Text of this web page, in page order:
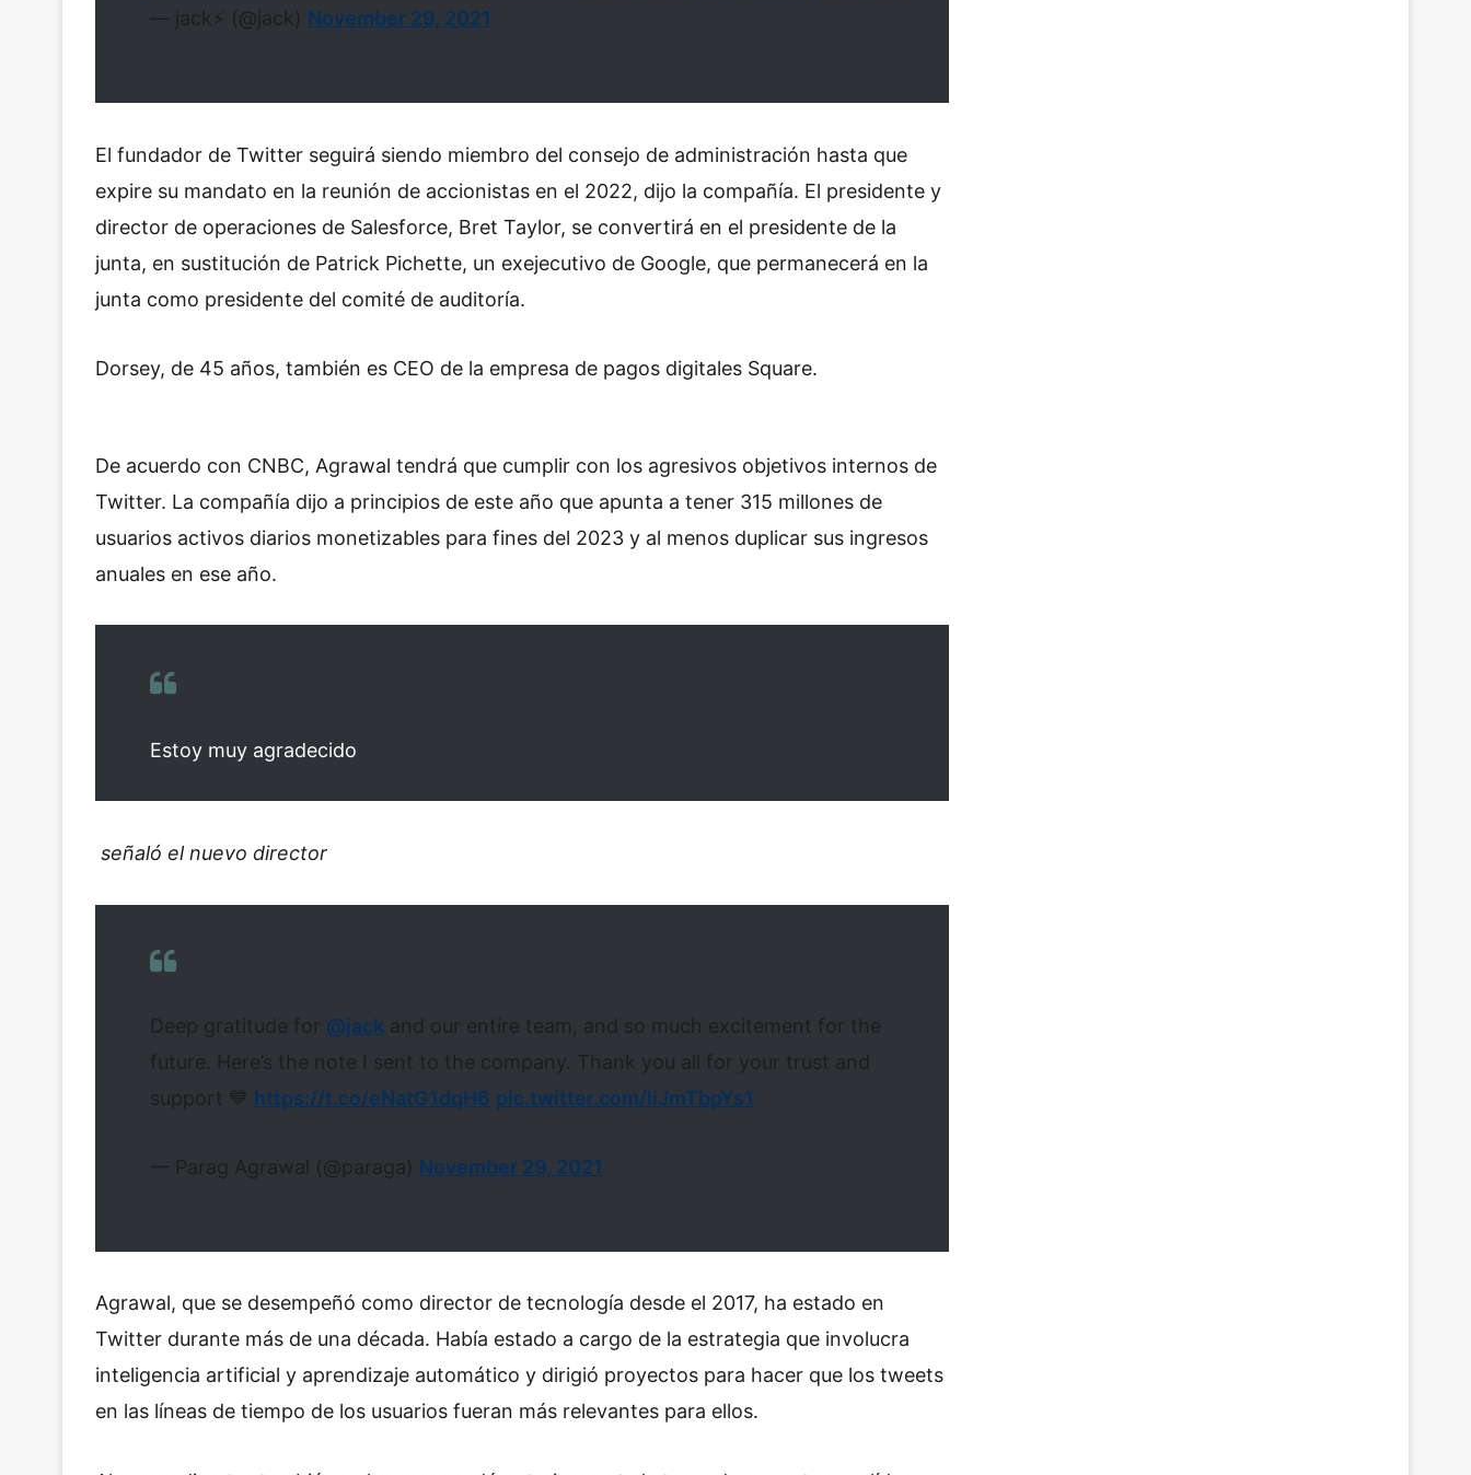
— jack⚡️ (@jack) November 29, 2021
El fundador de Twitter seguirá siendo miembro del consejo de administración hasta que
expire su mandato en la reunión de accionistas en el 2022, dijo la compañía. El presidente y
director de operaciones de Salesforce, Bret Taylor, se convertirá en el presidente de la
junta, en sustitución de Patrick Pichette, un exejecutivo de Google, que permanecerá en la
junta como presidente del comité de auditoría.
Dorsey, de 45 años, también es CEO de la empresa de pagos digitales Square.
De acuerdo con CNBC, Agrawal tendrá que cumplir con los agresivos objetivos internos de
Twitter. La compañía dijo a principios de este año que apunta a tener 315 millones de
usuarios activos diarios monetizables para fines del 2023 y al menos duplicar sus ingresos
anuales en ese año.
Estoy muy agradecido
señaló el nuevo director
Deep gratitude for @jack and our entire team, and so much excitement for the
future. Here’s the note I sent to the company. Thank you all for your trust and
support 💙 https://t.co/eNatG1dqH6 pic.twitter.com/liJmTbpYs1
— Parag Agrawal (@paraga) November 29, 2021
Agrawal, que se desempeñó como director de tecnología desde el 2017, ha estado en
Twitter durante más de una década. Había estado a cargo de la estrategia que involucra
inteligencia artificial y aprendizaje automático y dirigió proyectos para hacer que los tweets
en las líneas de tiempo de los usuarios fueran más relevantes para ellos.